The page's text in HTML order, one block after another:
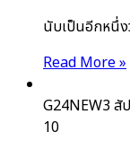
นับเป็นอีกหนึ่
Read More »
G24NEW3 สั
10